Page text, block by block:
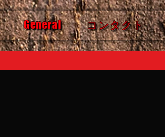
General コンタクト